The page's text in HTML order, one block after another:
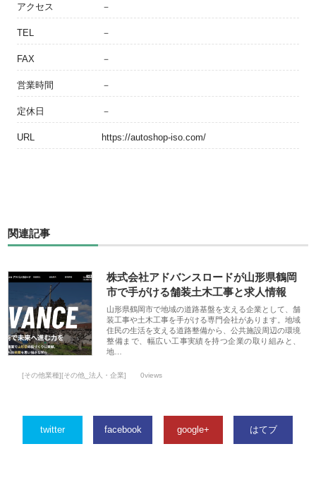
アクセス －
TEL －
FAX －
営業時間 －
定休日 －
URL https://autoshop-iso.com/
関連記事
株式会社アドバンスロードが山形県鶴岡
市で手がける舗装土木工事と求人情報
山形県鶴岡市で地域の道路基盤を支える企業として、舗
装工事や土木工事を手がける専門会社があります。地域
住民の生活を支える道路整備から、公共施設周辺の環境
整備まで、幅広い工事実績を持つ企業の取り組みと、
地…
[その他業種][その他_法人・企業] 0views
twitter facebook google+ はてブ